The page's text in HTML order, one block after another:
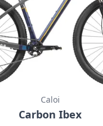
Caloi
Carbon Ibex